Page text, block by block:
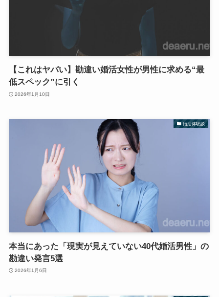
【これはヤバい】勘違い婚活女性が男性に求める“最
低スペック”に引く
2026年1月10日
婚活体験談
本当にあった「現実が見えていない40代婚活男性」の
勘違い発言5選
2026年1月6日